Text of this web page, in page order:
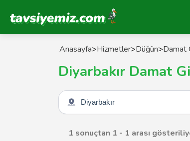
Tavsiyemiz Anasayfa
Anasayfa>Hizmetler>Düğün>Damat
Diyarbakır Damat
Şehir seçin
1 sonuçtan 1 - 1 arası